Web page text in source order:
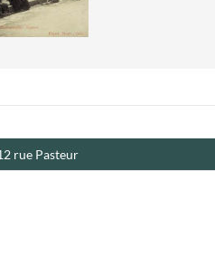
rue Pasteur